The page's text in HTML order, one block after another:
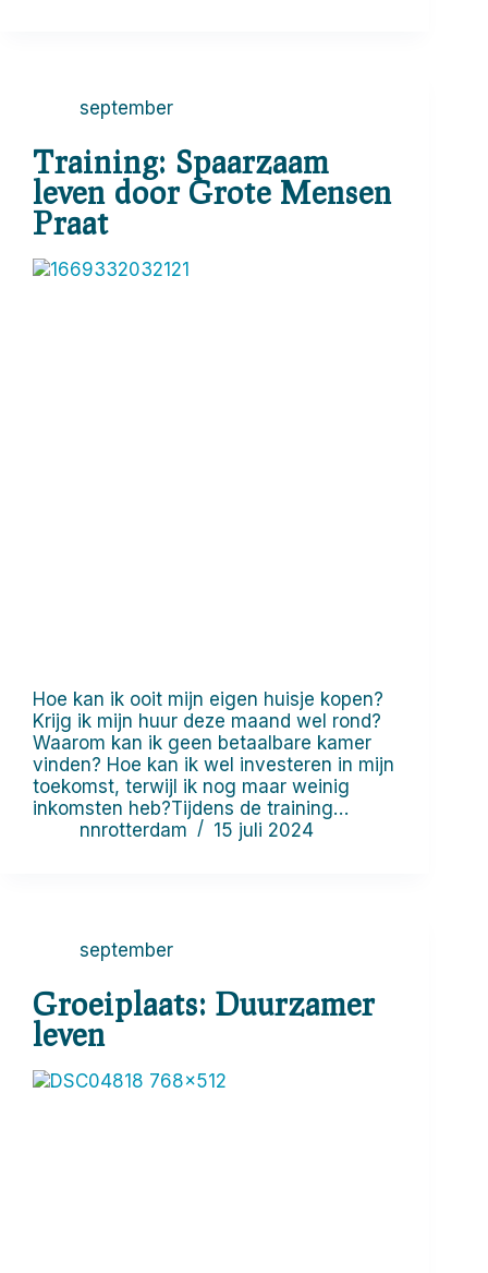
september
Training: Spaarzaam
leven door Grote Mensen
Praat
Hoe kan ik ooit mijn eigen huisje kopen?
Krijg ik mijn huur deze maand wel rond?
Waarom kan ik geen betaalbare kamer
vinden? Hoe kan ik wel investeren in mijn
toekomst, terwijl ik nog maar weinig
inkomsten heb?Tijdens de training…
nnrotterdam
15 juli 2024
september
Groeiplaats: Duurzamer
leven